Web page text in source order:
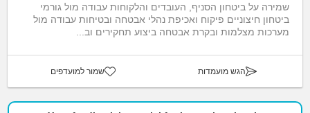
שמירה על ביטחון הסניף, העובדים והלקוחות עבודה מול גורמי
ביטחון חיצוניים פיקוח ואכיפת נהלי אבטחה ובטיחות עבודה מול
מערכות מצלמות ובקרת אבטחה ביצוע תחקירים וב...
הגש מועמדות שמור למועדפים